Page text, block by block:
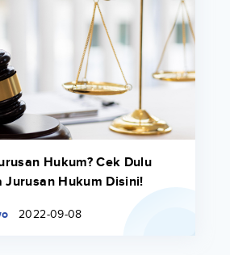
Hukum? Cek Dulu
Jurusan Hukum Disini!
2022-09-08